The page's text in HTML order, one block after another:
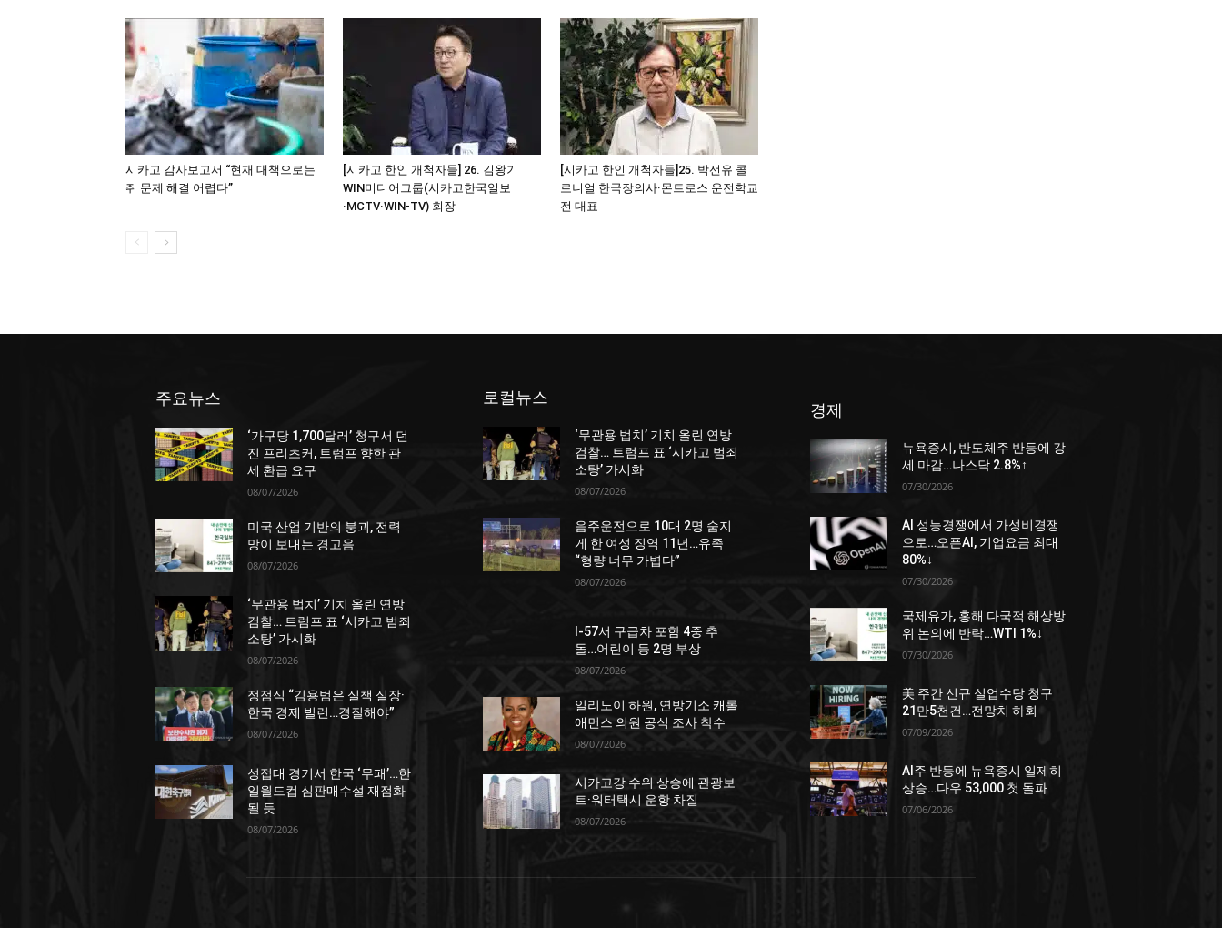
시카고 감사보고서 “현재 대책으로는
쥐 문제 해결 어렵다”
[시카고 한인 개척자들] 26. 김왕기
WIN미디어그룹(시카고한국일보
·MCTV·WIN-TV) 회장
[시카고 한인 개척자들]25. 박선유 콜
로니얼 한국장의사·몬트로스 운전학교
전 대표
주요뉴스
‘가구당 1,700달러’ 청구서 던
진 프리츠커, 트럼프 향한 관
세 환급 요구
08/07/2026
미국 산업 기반의 붕괴, 전력
망이 보내는 경고음
08/07/2026
‘무관용 법치’ 기치 올린 연방
검찰… 트럼프 표 ‘시카고 범죄
소탕’ 가시화
08/07/2026
정점식 “김용범은 실책 실장·
한국 경제 빌런…경질해야”
08/07/2026
성접대 경기서 한국 ‘무패’…한
일월드컵 심판매수설 재점화
될 듯
08/07/2026
로컬뉴스
‘무관용 법치’ 기치 올린 연방
검찰… 트럼프 표 ‘시카고 범죄
소탕’ 가시화
08/07/2026
음주운전으로 10대 2명 숨지
게 한 여성 징역 11년…유족
“형량 너무 가볍다”
08/07/2026
I-57서 구급차 포함 4중 추
돌…어린이 등 2명 부상
08/07/2026
일리노이 하원, 연방기소 캐롤
애먼스 의원 공식 조사 착수
08/07/2026
시카고강 수위 상승에 관광보
트·워터택시 운항 차질
08/07/2026
경제
뉴욕증시, 반도체주 반등에 강
세 마감…나스닥 2.8%↑
07/30/2026
AI 성능경쟁에서 가성비경쟁
으로…오픈AI, 기업요금 최대
80%↓
07/30/2026
국제유가, 홍해 다국적 해상방
위 논의에 반락…WTI 1%↓
07/30/2026
美 주간 신규 실업수당 청구
21만5천건…전망치 하회
07/09/2026
AI주 반등에 뉴욕증시 일제히
상승…다우 53,000 첫 돌파
07/06/2026